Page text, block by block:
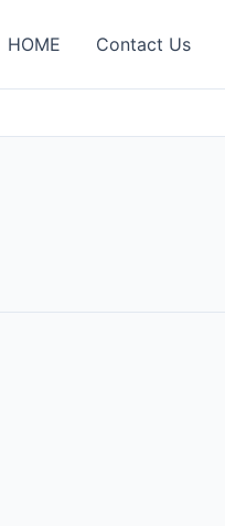
HOME Contact Us